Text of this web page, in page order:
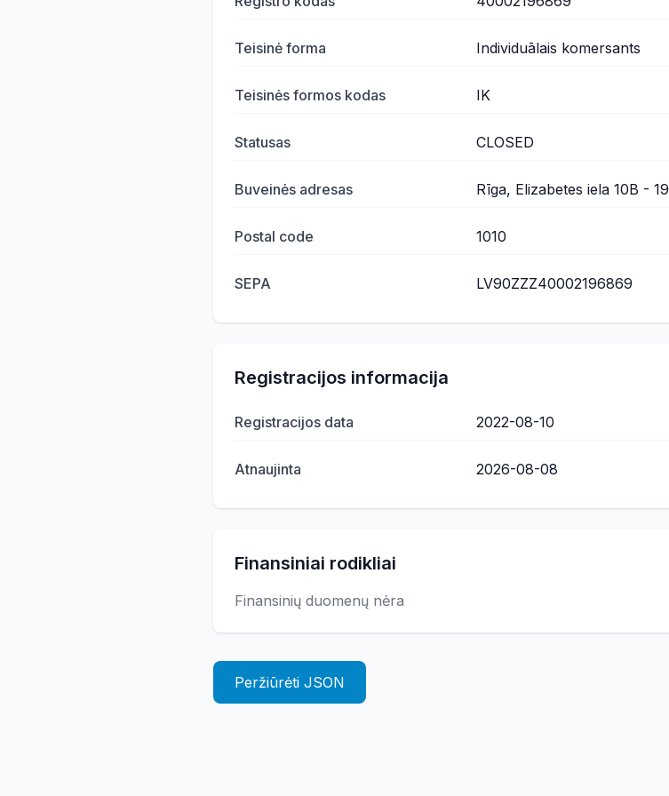
Teisinė forma Individuālais komersants
Teisinės formos kodas IK
Statusas CLOSED
Buveinės adresas Rīga, Elizabetes iela 10B - 19
Postal code 1010
SEPA LV90ZZZ40002196869
Registracijos informacija
Registracijos data 2022-08-10
Atnaujinta 2026-08-08
Finansiniai rodikliai
Finansinių duomenų nėra
Peržiūrėti JSON